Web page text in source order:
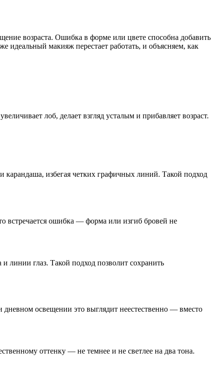
возраста. Ошибка в форме или цвете способна добавить
идеальный макияж перестает работать, и объясняем, как
лоб, делает взгляд усталым и прибавляет возраст.
карандаша, избегая четких графичных линий. Такой подход
встречается ошибка — форма или изгиб бровей не
линии глаз. Такой подход позволит сохранить
освещении это выглядит неестественно — вместо
оттенку — не темнее и не светлее на два тона.